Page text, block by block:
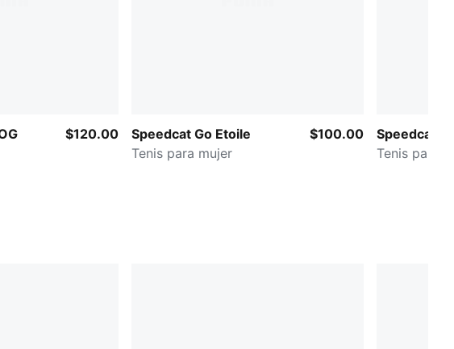
$120.00
Speedcat Go Etoile
Tenis para mujer
$100.00
Speedcat
Tenis para